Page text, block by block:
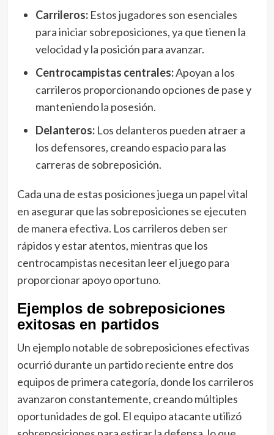
Carrileros:Estos jugadores son esenciales
para iniciar sobreposiciones, ya que tienen la
velocidad y la posición para avanzar.
Centrocampistas centrales:Apoyan a los
carrileros proporcionando opciones de pase y
manteniendo la posesión.
Delanteros:Los delanteros pueden atraer a
los defensores, creando espacio para las
carreras de sobreposición.
Cada una de estas posiciones juega un papel vital
en asegurar que las sobreposiciones se ejecuten
de manera efectiva. Los carrileros deben ser
rápidos y estar atentos, mientras que los
centrocampistas necesitan leer el juego para
proporcionar apoyo oportuno.
Ejemplos de sobreposiciones
exitosas en partidos
Un ejemplo notable de sobreposiciones efectivas
ocurrió durante un partido reciente entre dos
equipos de primera categoría, donde los carrileros
avanzaron constantemente, creando múltiples
oportunidades de gol. El equipo atacante utilizó